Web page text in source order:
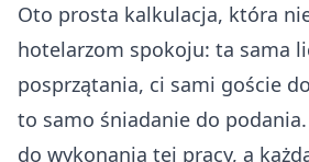
Oto prosta kalkulacja, która
hotelarzom spokoju: ta sama
posprzątania, ci sami goście
to samo śniadanie do
do wykonania tej pracy, a